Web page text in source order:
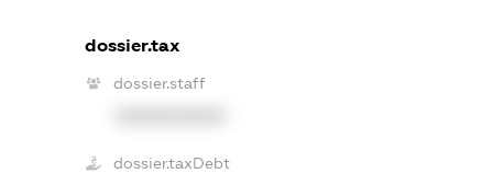
dossier.tax
dossier.staff
dossier.taxDebt